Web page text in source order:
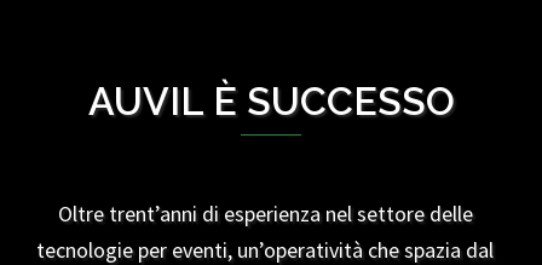
AUVIL È SUCCESSO
Oltre trent’anni di esperienza nel settore delle
tecnologie per eventi, un’operatività che spazia dal